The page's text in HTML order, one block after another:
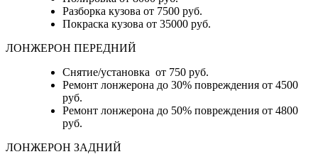
Разборка кузова от 7500 руб.
Покраска кузова от 35000 руб.
ЛОНЖЕРОН ПЕРЕДНИЙ
Снятие/установка от 750 руб.
Ремонт лонжерона до 30% повреждения от 4500
руб.
Ремонт лонжерона до 50% повреждения от 4800
руб.
ЛОНЖЕРОН ЗАДНИЙ